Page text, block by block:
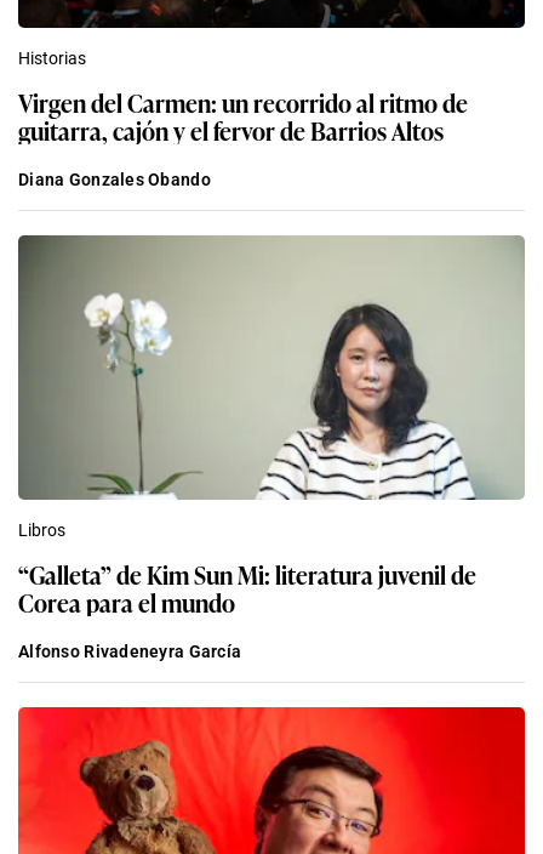
Historias
Virgen del Carmen: un recorrido al ritmo de
guitarra, cajón y el fervor de Barrios Altos
Diana Gonzales Obando
Libros
“Galleta” de Kim Sun Mi: literatura juvenil de
Corea para el mundo
Alfonso Rivadeneyra García